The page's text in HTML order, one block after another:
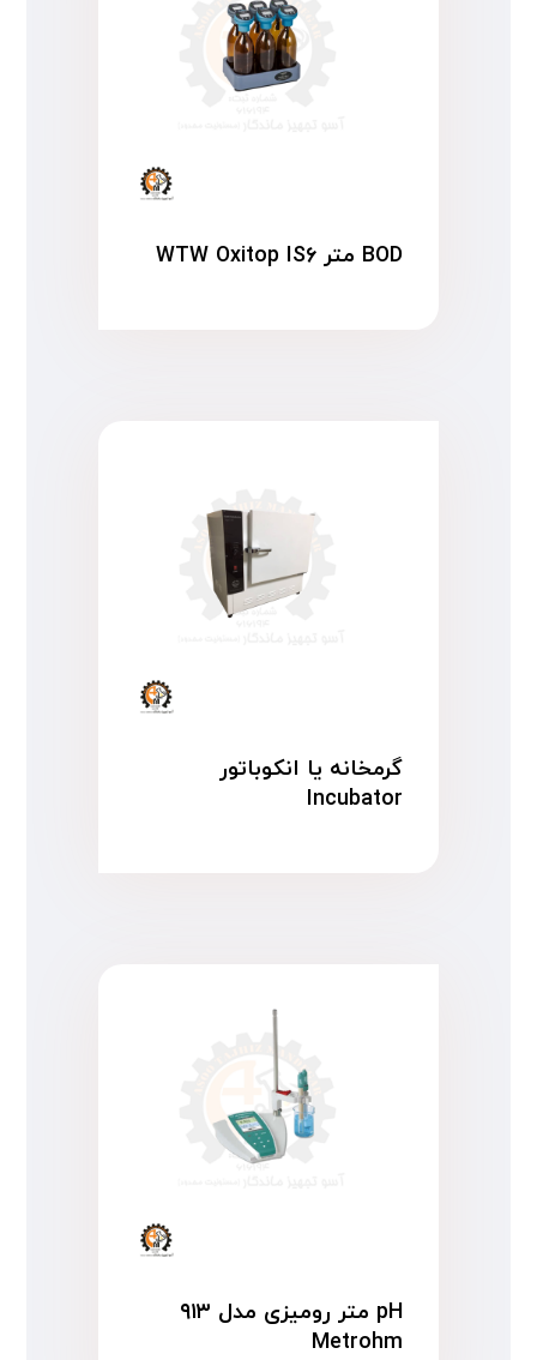
BOD متر WTW Oxitop IS۶
گرمخانه یا انکوباتور
Incubator
pH متر رومیزی مدل ۹۱۳
Metrohm